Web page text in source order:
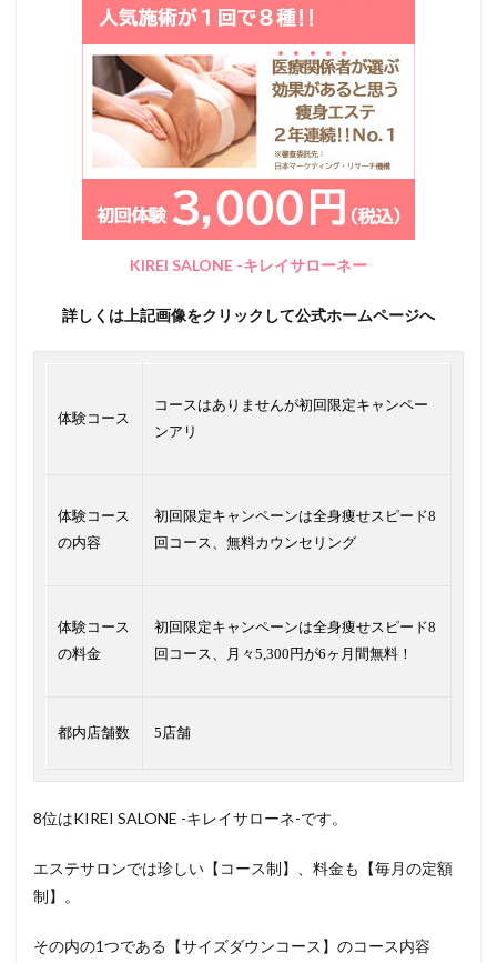
KIREI SALONE -キレイサローネー
詳しくは上記画像をクリックして公式ホームページへ
体験コース
コースはありませんが初回限定キャンペー
ンアリ
体験コース
の内容
初回限定キャンペーンは全身痩せスピード8
回コース、無料カウンセリング
体験コース
の料金
初回限定キャンペーンは全身痩せスピード8
回コース、月々5,300円が6ヶ月間無料！
都内店舗数 5店舗
8位はKIREI SALONE -キレイサローネ-です。
エステサロンでは珍しい【コース制】、料金も【毎月の定額
制】。
その内の1つである【サイズダウンコース】のコース内容